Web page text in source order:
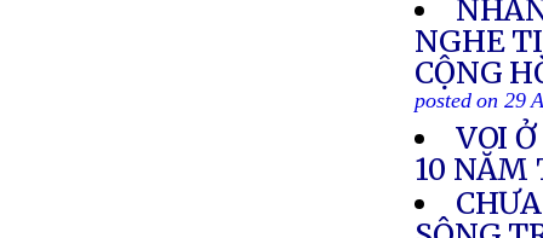
NGHE
CỘNG
posted on 29
VOI
10 NĂM